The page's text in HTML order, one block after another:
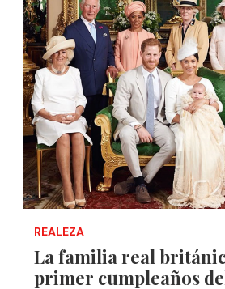
REALEZA
La familia real
primer cumpleaños